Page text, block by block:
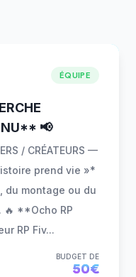
ÉQUIPE
📢
/ CRÉATEURS —
prend vie »*
du montage ou du
🔥 **Ocho RP
RP Fiv...
BUDGET DE
50€